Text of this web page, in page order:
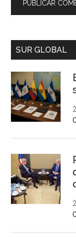
SUR GLOBAL